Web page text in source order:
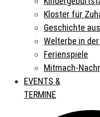
Kloster für
Geschichte
Welterbe in
Ferienspiele
Mitmach-
EVENTS &
TERMINE